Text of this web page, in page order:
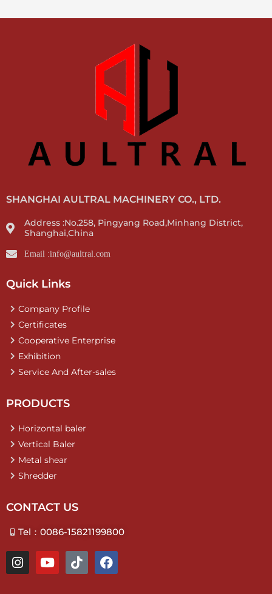
SHANGHAI AULTRAL MACHINERY CO., LTD.
Address :No.258, Pingyang Road,Minhang District,
Shanghai,China
Email :info@aultral.com
Quick Links
Company Profile
Certificates
Cooperative Enterprise
Exhibition
Service And After-sales
PRODUCTS
Horizontal baler
Vertical Baler
Metal shear
Shredder
CONTACT US
Tel：0086-15821199800
I
n
Y
o
T
i
F
a